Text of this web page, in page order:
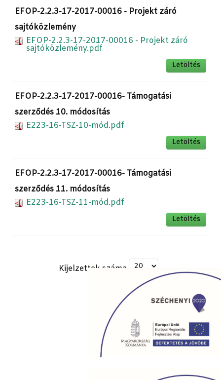
EFOP-2.2.3-17-2017-00016 - Projekt záró
sajtóközlemény
EFOP-2.2.3-17-2017-00016 - Projekt záró
sajtóközlemény.pdf
Letöltés
EFOP-2.2.3-17-2017-00016- Támogatási
szerződés 10. módosítás
E223-16-TSZ-10-mód.pdf
Letöltés
EFOP-2.2.3-17-2017-00016- Támogatási
szerződés 11. módosítás
E223-16-TSZ-11-mód.pdf
Letöltés
Kijelzettek száma
Powered by Phoca Download